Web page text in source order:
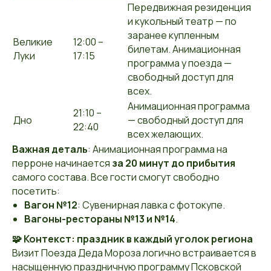
Великие
Луки
12:00 –
17:15
Передвижная резиденция
и кукольный театр — по
заранее купленным
билетам. Анимационная
программа у поезда —
свободный доступ для
всех.
Дно
21:10 –
22:40
Анимационная программа
— свободный доступ для
всех желающих.
Важная деталь: Анимационная программа на
перроне начинается за 20 минут до прибытия
самого состава. Все гости смогут свободно
посетить:
Вагон №12: Сувенирная лавка с фотокупе.
Вагоны-рестораны №13 и №14.
🧩 Контекст: праздник в каждый уголок региона
Визит Поезда Деда Мороза логично встраивается в
насыщенную праздничную программу Псковской